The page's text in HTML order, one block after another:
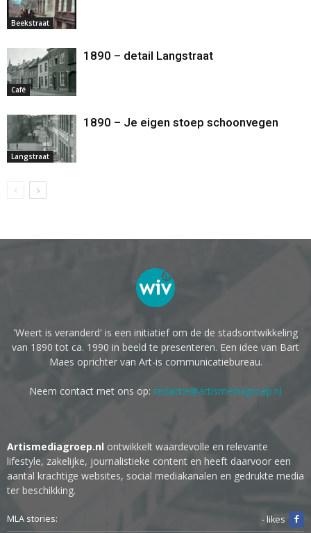
Beekstraat
Café
1890 – detail Langstraat
Langstraat
1890 – Je eigen stoep schoonvegen
'Weert is veranderd' is een initiatief om de de stadsontwikkeling
van 1890 tot ca. 1990 in beeld te presenteren. Een idee van Bart
Maes oprichter van Art-is communicatiebureau.
Neem contact met ons op: redactie@artismediagroep.nl
Artismediagroep.nl ontwikkelt waardevolle en relevante
lifestyle, zakelijke, journalistieke content en heeft daarvoor een
aantal krachtige websites, social mediakanalen en gedrukte media
ter beschikking.
MLA stories:
- likes